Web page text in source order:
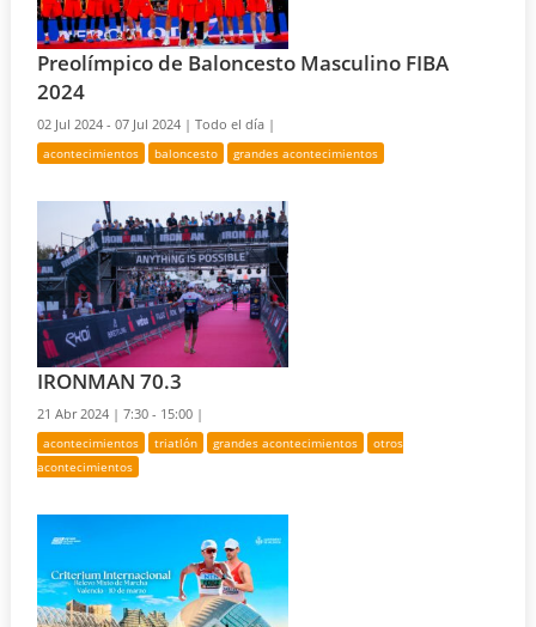
Preolímpico de Baloncesto Masculino FIBA
2024
02 Jul 2024 - 07 Jul 2024 |Todo el día |
acontecimientos baloncesto grandes acontecimientos
IRONMAN 70.3
21 Abr 2024 |7:30 - 15:00 |
acontecimientos triatlón grandes acontecimientos
otros
acontecimientos